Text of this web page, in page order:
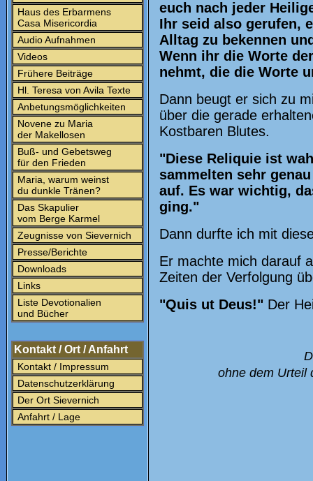
Haus des Erbarmens
Casa Misericordia
Audio Aufnahmen
Videos
Frühere Beiträge
Hl. Teresa von Avila Texte
Anbetungsmöglichkeiten
Novene zu Maria
der Makellosen
Buß- und Gebetsweg
für den Frieden
Maria, warum weinst
du dunkle Tränen?
Das Skapulier
vom Berge Karmel
Zeugnisse von Sievernich
Presse/Berichte
Downloads
Links
Liste Devotionalien
und Bücher
Kontakt / Ort / Anfahrt
Kontakt / Impressum
Datenschutzerklärung
Der Ort Sievernich
Anfahrt / Lage
euch nach jeder
Ihr seid also gerufen,
Alltag zu bekennen
Wenn ihr die Worte
nehmt, die die Worte
Dann beugt er sich zu
über die gerade
Kostbaren Blutes.
"Diese Reliquie ist
sammelten sehr
auf. Es war wichtig,
ging."
Dann durfte ich mit
Er machte mich darauf
Zeiten der Verfolgung
"Quis ut Deus!" Der
ohne dem Urteil